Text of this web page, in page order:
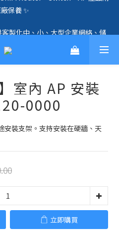
滿 HK$1000，即享免運優惠！
保養 ✨
製化中、小、大型企業網絡、儲
滿 HK$1000，即享免運優惠！
室內 AP 安裝
0000
安裝支架。支持安裝在硬牆、天
立即購買